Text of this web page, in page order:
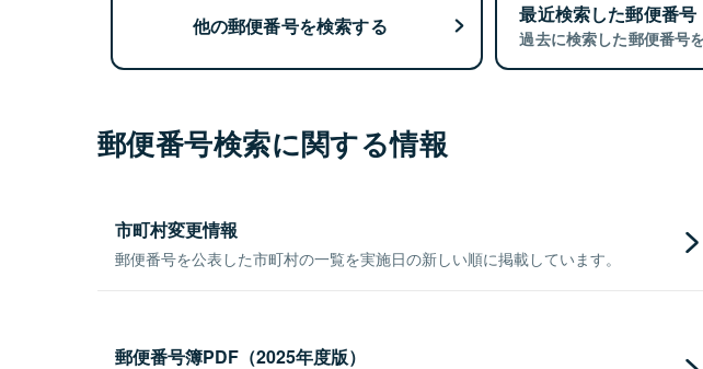
他の郵便番号を検索する 最近検索した郵便番号
過去に検索した郵便番号
郵便番号検索に関する情報
市町村変更情報
郵便番号を公表した市町村の一覧を実施日の新しい順に掲載しています。
郵便番号簿PDF（2025年度版）